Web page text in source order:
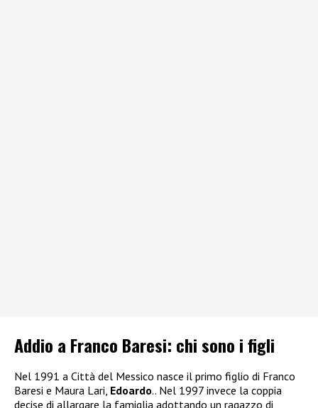
Addio a Franco Baresi: chi sono i figli
Nel 1991 a Città del Messico nasce il primo figlio di Franco
Baresi e Maura Lari, Edoardo.. Nel 1997 invece la coppia
decise di allargare la famiglia adottando un ragazzo di